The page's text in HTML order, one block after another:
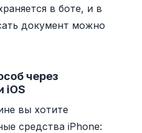
в боте, и в
документ можно
через
iOS
вы хотите
средства iPhone: